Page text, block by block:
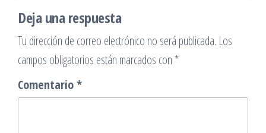
Deja una respuesta
Tu dirección de correo electrónico no será publicada. Los
campos obligatorios están marcados con *
Comentario*